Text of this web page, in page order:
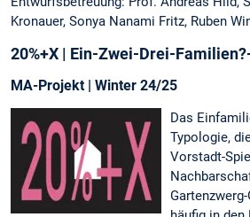
Kronauer, Sonya Nanami Fritz, Ruben
20%+X | Ein-Zwei-Drei-
MA-Projekt | Winter 24/25
Das
Typologie,
Vorstadt-